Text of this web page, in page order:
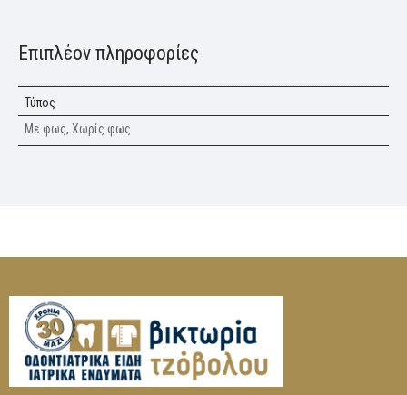
Επιπλέον πληροφορίες
Τύπος
Mε φως, Χωρίς φως